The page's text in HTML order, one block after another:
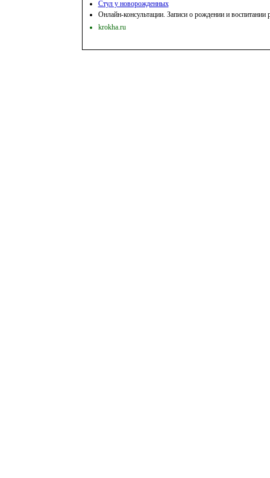
Стул у новорожденных
Онлайн-консультации. Записи о рождении и воспитании
krokha.ru